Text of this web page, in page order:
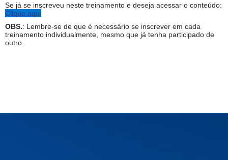
Se já se inscreveu neste treinamento e deseja acessar o conteúdo:
Clique aqui
OBS.: Lembre-se de que é necessário se inscrever em cada
treinamento individualmente, mesmo que já tenha participado de
outro.